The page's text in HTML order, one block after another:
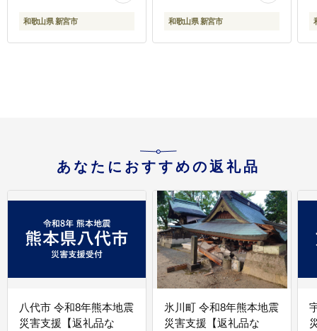
和歌山県 新宮市 和歌山県 新宮市
あなたにおすすめの返礼品
八代市 令和8年熊本地震
災害支援【返礼品な
氷川町 令和8年熊本地震
災害支援【返礼品な